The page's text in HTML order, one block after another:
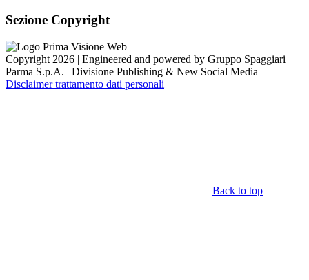
Sezione Copyright
Copyright 2026 | Engineered and powered by Gruppo Spaggiari
Parma S.p.A. | Divisione Publishing & New Social Media
Disclaimer trattamento dati personali
Back to top